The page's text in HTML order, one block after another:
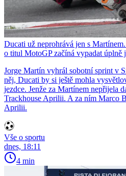
Ducati už neprohrává jen s
o titul MotoGP začíná vypadat úplně
Jorge Martín vyhrál sobotní sprint v
něj, Ducati by si ještě mohla
jezdce. Jenže za Martínem nepřijela
Trackhouse Aprilii. A za ním Marco
Aprilii.
Vše o sportu
dnes, 18:11
4 min